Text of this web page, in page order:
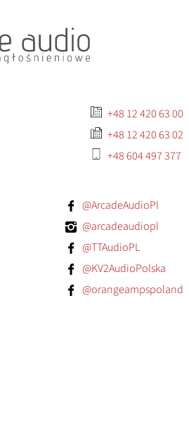
+48 12 420 63 00
+48 12 420 63 02
+48 604 497 377
@ArcadeAudioPl
@arcadeaudiopl
@TTAudioPL
@KV2AudioPolska
@orangeampspoland